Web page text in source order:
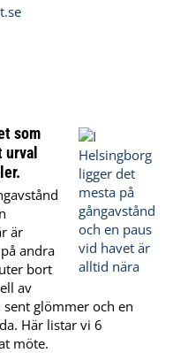
som
är
andra
bort
av
glömmer och en
Här listar vi 6
möte.